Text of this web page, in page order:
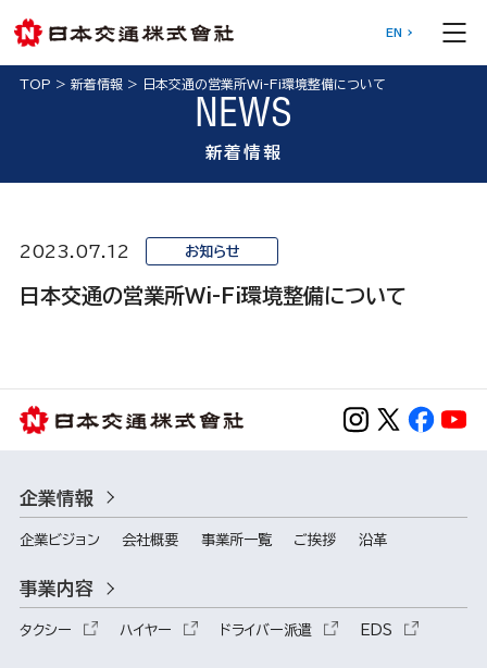
EN
TOP > 新着情報> 日本交通の営業所Wi-Fi環境整備について
NEWS
新着情報
2023.07.12 お知らせ
日本交通の営業所Wi-Fi環境整備について
企業情報
企業ビジョン 会社概要 事業所一覧 ご挨拶 沿革
事業内容
タクシー ハイヤー ドライバー派遣 EDS